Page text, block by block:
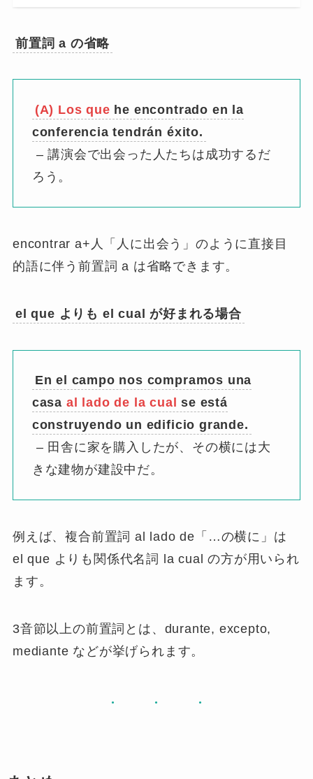
前置詞 a の省略
(A) Los que he encontrado en la
conferencia tendrán éxito.
– 講演会で出会った人たちは成功するだ
ろう。
encontrar a+人「人に出会う」のように直接目
的語に伴う前置詞 a は省略できます。
el que よりも el cual が好まれる場合
En el campo nos compramos una
casa al lado de la cual se está
construyendo un edificio grande.
– 田舎に家を購入したが、その横には大
きな建物が建設中だ。
例えば、複合前置詞 al lado de「…の横に」は
el que よりも関係代名詞 la cual の方が用いられ
ます。
3音節以上の前置詞とは、durante, excepto,
mediante などが挙げられます。